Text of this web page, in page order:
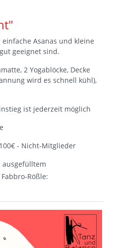
Asanas und kleine
geeignet sind.
2 Yogablöcke, Decke
wird es schnell kühl),
ist jederzeit möglich
- Nicht-Mitglieder
Rößle: